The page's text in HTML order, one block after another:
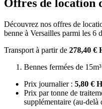
Offres de location
Découvrez nos offres de
benne à Versailles parmi les 6
Transport à partir de 278,40 €
Bennes fermées de
Prix journalier : 5,80 €
Prix par tonne de
supplémentaire (au-